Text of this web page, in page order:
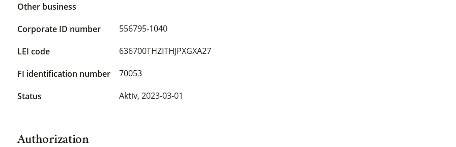
Other business
Corporate ID number
556795-1040
LEI code 636700THZITHJPXGXA27
FI identification number 70053
Status Aktiv, 2023-03-01
Authorization